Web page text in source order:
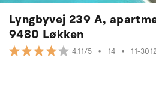
Lyngbyvej 239 A,
9480 Løkken
4.11/5 • 14 • 11-3012